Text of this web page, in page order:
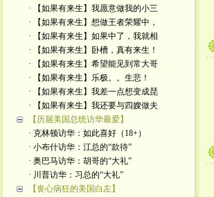
· 【如果有来生】我愿意做我的小三
· 【如果有来生】想做王者荣耀中，
· 【如果有来生】如果中了，我就相
· 【如果有来生】卧槽，真有来生！
· 【如果有来生】希望能见到常大哥
· 【如果有来生】乐极。。生悲！
· 【如果有来生】我差一点想变成琵
· 【如果有来生】我还要与四嫂做夫
【历届美国总统访华最爱】
· 克林顿访华：如此喜好（18+）
· 小布什访华：江总的“款待”
· 奥巴马访华：胡哥的“大礼”
· 川普访华：习总的“大礼”
【丧心病狂的美国白左】